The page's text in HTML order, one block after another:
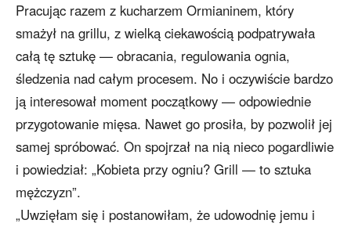
Pracując razem z kucharzem Ormianinem, który
smażył na grillu, z wielką ciekawością podpatrywała
całą tę sztukę — obracania, regulowania ognia,
śledzenia nad całym procesem. No i oczywiście bardzo
ją interesował moment początkowy — odpowiednie
przygotowanie mięsa. Nawet go prosiła, by pozwolił jej
samej spróbować. On spojrzał na nią nieco pogardliwie
i powiedział: „Kobieta przy ogniu? Grill — to sztuka
mężczyzn”.
„Uwzięłam się i postanowiłam, że udowodnię jemu i